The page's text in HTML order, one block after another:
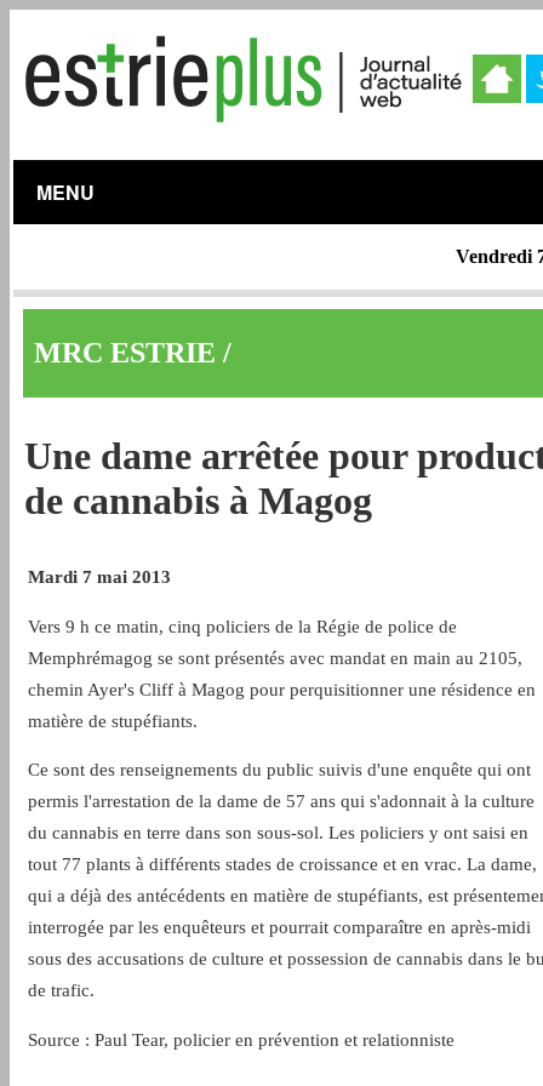
MENU
Vendredi
MRC ESTRIE /
Une dame arrêtée pour
de cannabis à Magog
Mardi 7 mai 2013
Vers 9 h ce matin, cinq policiers de la Régie de police de
Memphrémagog se sont présentés avec mandat en main au 2105,
chemin Ayer's Cliff à Magog pour perquisitionner une résidence en
matière de stupéfiants.
Ce sont des renseignements du public suivis d'une enquête qui ont
permis l'arrestation de la dame de 57 ans qui s'adonnait à la culture
du cannabis en terre dans son sous-sol. Les policiers y ont saisi en
tout 77 plants à différents stades de croissance et en vrac. La dame,
qui a déjà des antécédents en matière de stupéfiants, est
interrogée par les enquêteurs et pourrait comparaître en après-midi
sous des accusations de culture et possession de cannabis dans le
de trafic.
Source : Paul Tear, policier en prévention et relationniste